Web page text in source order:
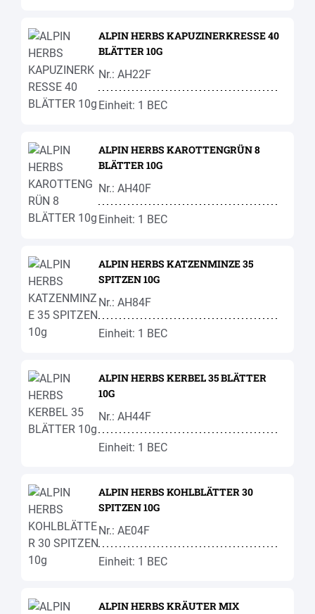
ALPIN HERBS KAPUZINERKRESSE 40
BLÄTTER 10G
Nr.: AH22F
Einheit: 1 BEC
ALPIN HERBS KAROTTENGRÜN 8
BLÄTTER 10G
Nr.: AH40F
Einheit: 1 BEC
ALPIN HERBS KATZENMINZE 35
SPITZEN 10G
Nr.: AH84F
Einheit: 1 BEC
ALPIN HERBS KERBEL 35 BLÄTTER
10G
Nr.: AH44F
Einheit: 1 BEC
ALPIN HERBS KOHLBLÄTTER 30
SPITZEN 10G
Nr.: AE04F
Einheit: 1 BEC
ALPIN HERBS KRÄUTER MIX